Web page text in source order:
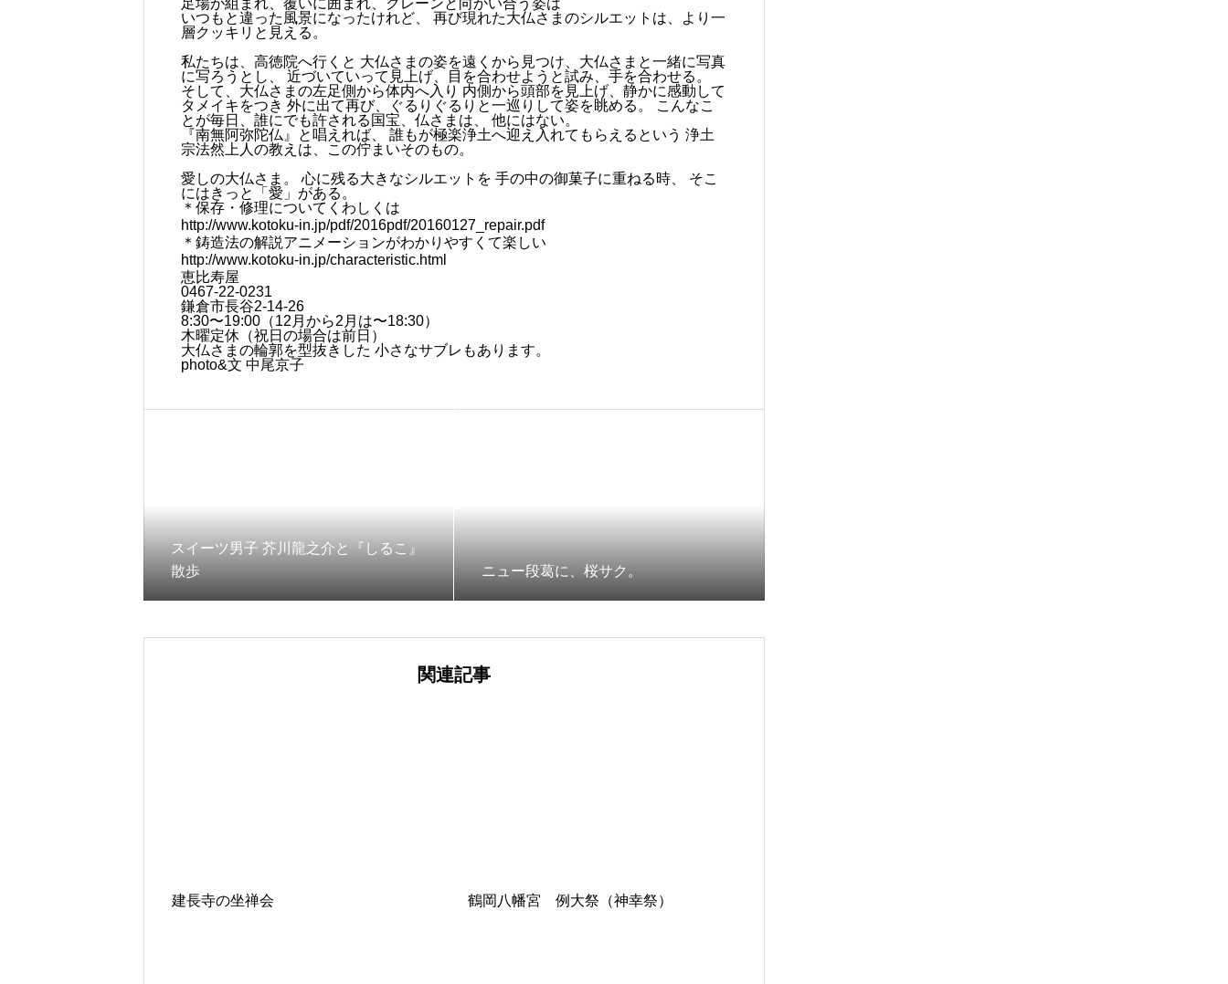
足場が組まれ、覆いに囲まれ、クレーンと向かい合う姿は
いつもと違った風景になったけれど、 再び現れた大仏さまのシルエットは、より一
層クッキリと見える。
私たちは、高徳院へ行くと 大仏さまの姿を遠くから見つけ、大仏さまと一緒に写真
に写ろうとし、 近づいていって見上げ、目を合わせようと試み、手を合わせる。
そして、大仏さまの左足側から体内へ入り 内側から頭部を見上げ、静かに感動して
タメイキをつき 外に出て再び、ぐるりぐるりと一巡りして姿を眺める。 こんなこ
とが毎日、誰にでも許される国宝、仏さまは、 他にはない。
『南無阿弥陀仏』と唱えれば、 誰もが極楽浄土へ迎え入れてもらえるという 浄土
宗法然上人の教えは、この佇まいそのもの。
愛しの大仏さま。 心に残る大きなシルエットを 手の中の御菓子に重ねる時、 そこ
にはきっと「愛」がある。
＊保存・修理についてくわしくは
http://www.kotoku-in.jp/pdf/2016pdf/20160127_repair.pdf
＊鋳造法の解説アニメーションがわかりやすくて楽しい
http://www.kotoku-in.jp/characteristic.html
恵比寿屋
0467-22-0231
鎌倉市長谷2-14-26
8:30〜19:00（12月から2月は〜18:30）
木曜定休（祝日の場合は前日）
大仏さまの輪郭を型抜きした 小さなサブレもあります。
photo&文 中尾京子
スイーツ男子 芥川龍之介と『しるこ』
散歩
ニュー段葛に、桜サク。
関連記事
建長寺の坐禅会 鶴岡八幡宮 例大祭（神幸祭）